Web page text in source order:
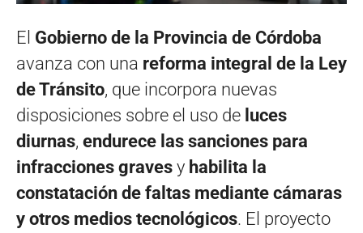
El Gobierno de la Provincia de Córdoba
avanza con una reforma integral de la Ley
de Tránsito, que incorpora nuevas
disposiciones sobre el uso de luces
diurnas, endurece las sanciones para
infracciones graves y habilita la
constatación de faltas mediante cámaras
y otros medios tecnológicos. El proyecto